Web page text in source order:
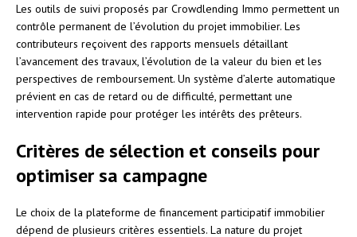
Les outils de suivi proposés par Crowdlending Immo permettent un
contrôle permanent de l’évolution du projet immobilier. Les
contributeurs reçoivent des rapports mensuels détaillant
l’avancement des travaux, l’évolution de la valeur du bien et les
perspectives de remboursement. Un système d’alerte automatique
prévient en cas de retard ou de difficulté, permettant une
intervention rapide pour protéger les intérêts des prêteurs.
Critères de sélection et conseils pour
optimiser sa campagne
Le choix de la plateforme de financement participatif immobilier
dépend de plusieurs critères essentiels. La nature du projet